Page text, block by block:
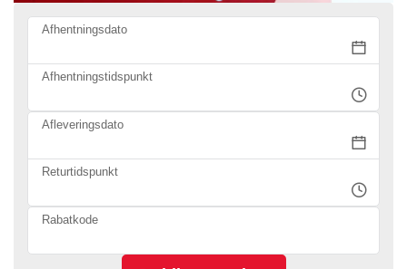
Afhentningsdato
Afhentningstidspunkt
Afleveringsdato
Returtidspunkt
Rabatkode